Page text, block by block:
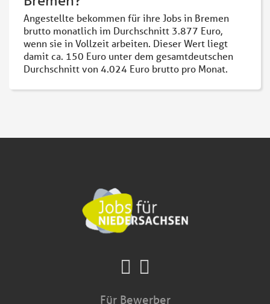
Angestellte bekommen für ihre Jobs in Bremen
brutto monatlich im Durchschnitt 3.877 Euro,
wenn sie in Vollzeit arbeiten. Dieser Wert liegt
damit ca. 150 Euro unter dem gesamtdeutschen
Durchschnitt von 4.024 Euro brutto pro Monat.
Für Bewerber